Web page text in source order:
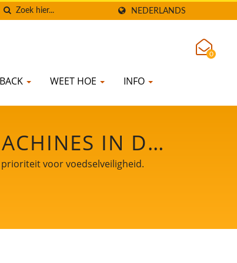
NEDERLANDS
WEET HOE INFO
0
IN DE
PRIORITEIT
voor voedselveiligheid.